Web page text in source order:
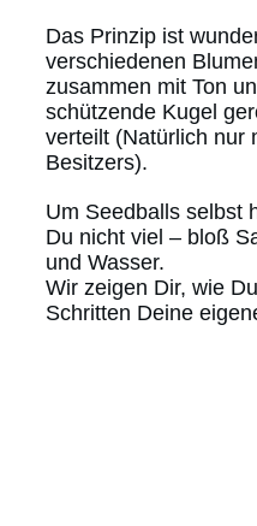
Das Prinzip ist
verschiedenen
zusammen mit Ton
schützende Kugel
verteilt (Natürlich nur
Besitzers).
Um Seedballs selbst
Du nicht viel – bloß
und Wasser.
Wir zeigen Dir, wie
Schritten Deine